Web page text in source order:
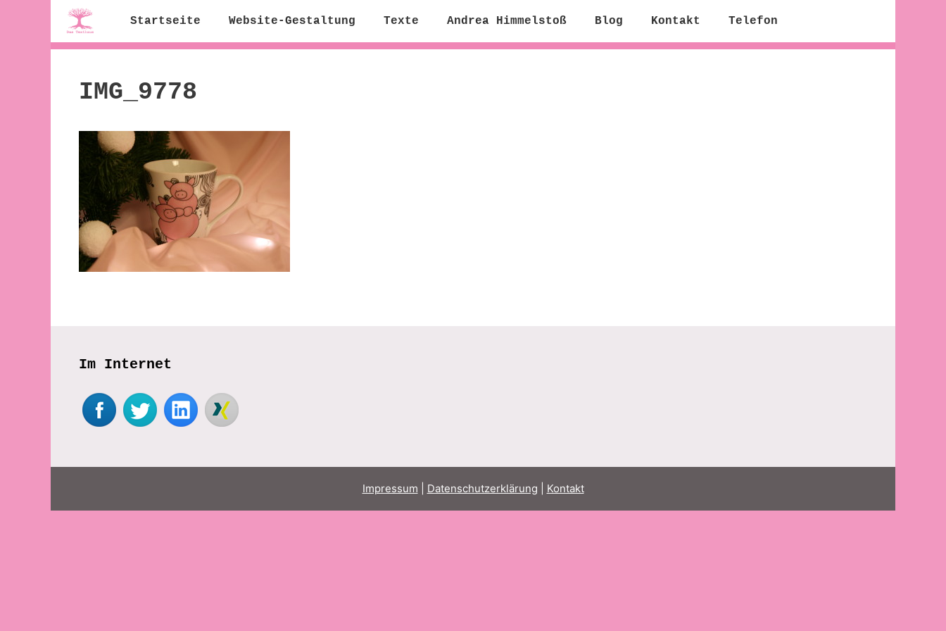
Startseite Website-Gestaltung Texte Andrea Himmelstoß Blog Kontakt Telefon
IMG_9778
Im Internet
Impressum Datenschutzerklärung Kontakt